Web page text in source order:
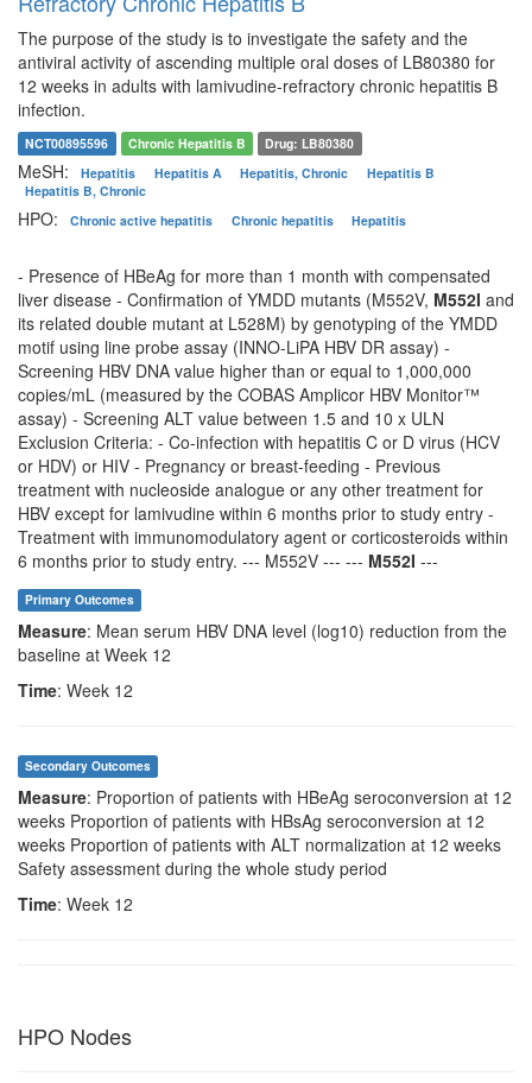
The purpose of the study is to investigate the safety and the
antiviral activity of ascending multiple oral doses of LB80380 for
12 weeks in adults with lamivudine-refractory chronic hepatitis B
infection.
NCT00895596 Chronic Hepatitis B Drug: LB80380
MeSH: Hepatitis Hepatitis A Hepatitis, Chronic
Hepatitis B
Hepatitis B, Chronic
HPO: Chronic active hepatitis Chronic hepatitis Hepatitis
- Presence of HBeAg for more than 1 month with compensated
liver disease - Confirmation of YMDD mutants (M552V, M552I and
its related double mutant at L528M) by genotyping of the YMDD
motif using line probe assay (INNO-LiPA HBV DR assay) -
Screening HBV DNA value higher than or equal to 1,000,000
copies/mL (measured by the COBAS Amplicor HBV Monitor™
assay) - Screening ALT value between 1.5 and 10 x ULN
Exclusion Criteria: - Co-infection with hepatitis C or D virus (HCV
or HDV) or HIV - Pregnancy or breast-feeding - Previous
treatment with nucleoside analogue or any other treatment for
HBV except for lamivudine within 6 months prior to study entry -
Treatment with immunomodulatory agent or corticosteroids within
6 months prior to study entry. --- M552V --- --- M552I ---
Primary Outcomes
Measure: Mean serum HBV DNA level (log10) reduction from the
baseline at Week 12
Time: Week 12
Secondary Outcomes
Measure: Proportion of patients with HBeAg seroconversion at 12
weeks Proportion of patients with HBsAg seroconversion at 12
weeks Proportion of patients with ALT normalization at 12 weeks
Safety assessment during the whole study period
Time: Week 12
HPO Nodes